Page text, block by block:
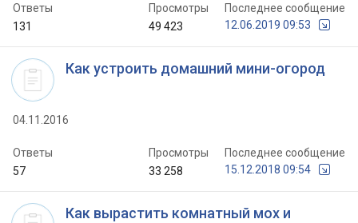
Ответы
131
Просмотры
49 423
Последнее сообщение
12.06.2019 09:53
Как устроить домашний мини-огород
04.11.2016
Ответы
57
Просмотры
33 258
Последнее сообщение
15.12.2018 09:54
Как вырастить комнатный мох и